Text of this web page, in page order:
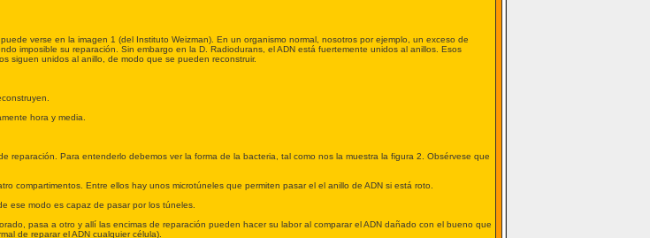
verse en la imagen 1 (del Instituto Weizman). En un organismo normal, nosotros por ejemplo, un exceso de
imposible su reparación. Sin embargo en la D. Radiodurans, el ADN está fuertemente unidos al anillos. Esos
siguen unidos al anillo, de modo que se pueden reconstruir.
hora y media.
reparación. Para entenderlo debemos ver la forma de la bacteria, tal como nos la muestra la figura 2. Obsérvese que
compartimentos. Entre ellos hay unos microtúneles que permiten pasar el el anillo de ADN si está roto.
ese modo es capaz de pasar por los túneles.
pasa a otro y allí las encimas de reparación pueden hacer su labor al comparar el ADN dañado con el bueno que
de reparar el ADN cualquier célula).